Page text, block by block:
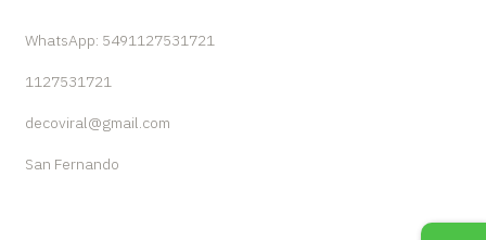
WhatsApp: 5491127531721
1127531721
decoviral@gmail.com
San Fernando